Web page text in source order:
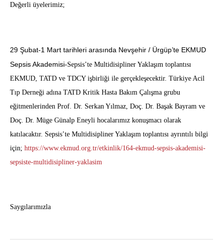
Değerli üyelerimiz;
29 Şubat-1 Mart tarihleri arasında Nevşehir / Ürgüp’te EKMUD
Sepsis Akademisi-Sepsis’te Multidisipliner Yaklaşım toplantısı
EKMUD, TATD ve TDCY işbirliği ile gerçekleşecektir. Türkiye Acil
Tıp Derneği adına TATD Kritik Hasta Bakım Çalışma grubu
eğitmenlerinden Prof. Dr. Serkan Yılmaz, Doç. Dr. Başak Bayram ve
Doç. Dr. Müge Günalp Eneyli hocalarımız konuşmacı olarak
katılacaktır. Sepsis’te Multidisipliner Yaklaşım toplantısı ayrıntılı bilgi
için; https://www.ekmud.org. tr/etkinlik/164-ekmud-sepsis-akademisi-
sepsiste-multidisipliner-yaklasim
Saygılarımızla